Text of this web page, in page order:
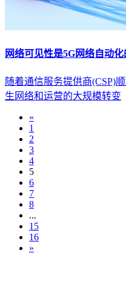
网络可见性是5G网络自动
随着通信服务提供商(CSP)
生网络和运营的大规模转变
«
1
2
3
4
5
6
7
8
...
15
16
»